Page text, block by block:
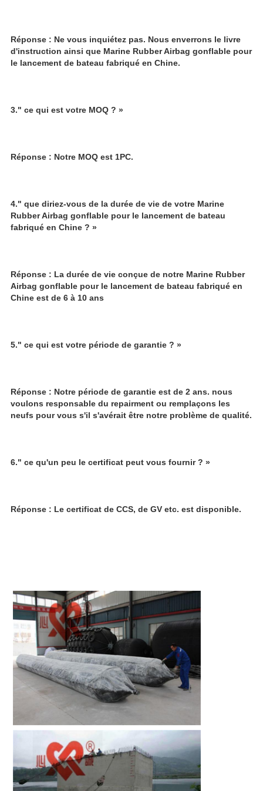
Réponse : Ne vous inquiétez pas. Nous enverrons le livre
d'instruction ainsi que Marine Rubber Airbag gonflable pour
le lancement de bateau fabriqué en Chine.
3." ce qui est votre MOQ ? »
Réponse : Notre MOQ est 1PC.
4." que diriez-vous de la durée de vie de votre Marine
Rubber Airbag gonflable pour le lancement de bateau
fabriqué en Chine ? »
Réponse : La durée de vie conçue de notre Marine Rubber
Airbag gonflable pour le lancement de bateau fabriqué en
Chine est de 6 à 10 ans
5." ce qui est votre période de garantie ? »
Réponse : Notre période de garantie est de 2 ans. nous
voulons responsable du repairment ou remplaçons les
neufs pour vous s'il s'avérait être notre problème de qualité.
6." ce qu'un peu le certificat peut vous fournir ? »
Réponse : Le certificat de CCS, de GV etc. est disponible.